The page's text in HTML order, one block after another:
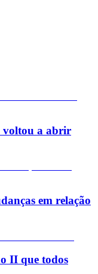
voltou a abrir
em relação
II que todos